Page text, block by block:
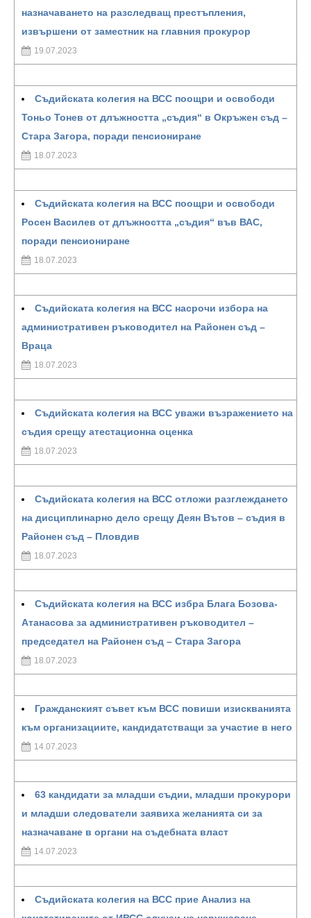
назначаването на разследващ престъпления,
извършени от заместник на главния прокурор
19.07.2023
Съдийската колегия на ВСС поощри и освободи
Тоньо Тонев от длъжността „съдия“ в Окръжен съд –
Стара Загора, поради пенсиониране
18.07.2023
Съдийската колегия на ВСС поощри и освободи
Росен Василев от длъжността „съдия“ във ВАС,
поради пенсиониране
18.07.2023
Съдийската колегия на ВСС насрочи избора на
административен ръководител на Районен съд –
Враца
18.07.2023
Съдийската колегия на ВСС уважи възражението на
съдия срещу атестационна оценка
18.07.2023
Съдийската колегия на ВСС отложи разглеждането
на дисциплинарно дело срещу Деян Вътов – съдия в
Районен съд – Пловдив
18.07.2023
Съдийската колегия на ВСС избра Блага Бозова-
Атанасова за административен ръководител –
председател на Районен съд – Стара Загора
18.07.2023
Гражданският съвет към ВСС повиши изискванията
към организациите, кандидатстващи за участие в него
14.07.2023
63 кандидати за младши съдии, младши прокурори
и младши следователи заявиха желанията си за
назначаване в органи на съдебната власт
14.07.2023
Съдийската колегия на ВСС прие Анализ на